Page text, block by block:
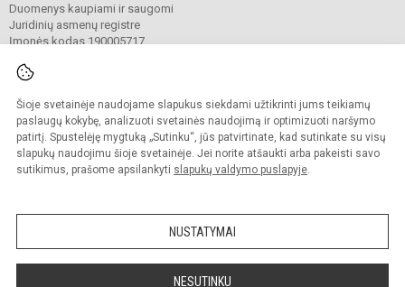
Šioje svetainėje naudojame slapukus siekdami užtikrinti jums teikiamų
paslaugų kokybę, analizuoti svetainės naudojimą ir optimizuoti naršymo
patirtį. Spustelėję mygtuką „Sutinku“, jūs patvirtinate, kad sutinkate su visų
slapukų naudojimu šioje svetainėje. Jei norite atšaukti arba pakeisti savo
sutikimus, prašome apsilankyti slapukų valdymo puslapyje.
NUSTATYMAI
NESUTINKU
Duomenys kaupiami ir saugomi
Juridinių asmenų registre
Įmonės kodas 190005717
© 2022. Vilniaus „Minties" gimnazija. Visos teisės saugomos.
Kopijuoti turinį be raštiško gimnazijos sutikimo griežtai draudžiama.
Prieinamumo paraiška Slapukų valdymas
Sumanus būdas atnaujinti